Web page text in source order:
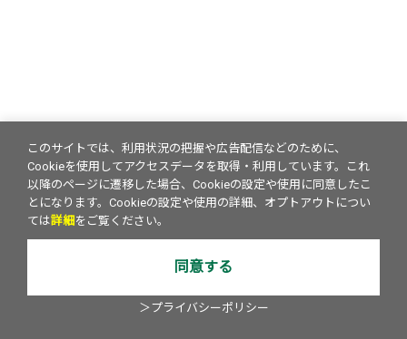
このサイトでは、利用状況の把握や広告配信などのために、
Cookieを使用してアクセスデータを取得・利用しています。これ
以降のページに遷移した場合、Cookieの設定や使用に同意したこ
とになります。Cookieの設定や使用の詳細、オプトアウトについ
ては詳細 をご覧ください。
同意する
＞プライバシーポリシー